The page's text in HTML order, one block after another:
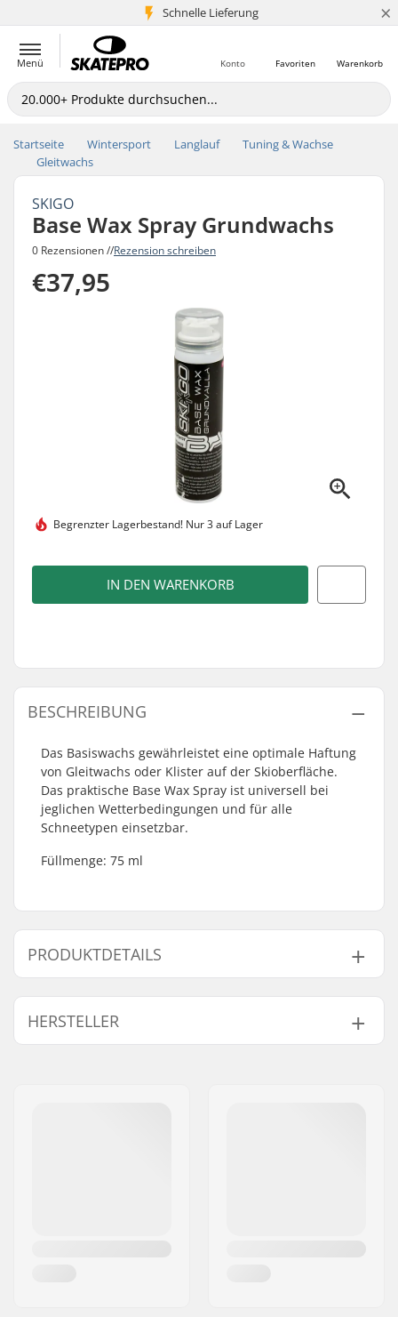
Schnelle Lieferung
5+ Mio. Kunden ×
Menü Warenkorb
Favoriten
Konto
Startseite Wintersport Langlauf
Tuning & Wachse
Gleitwachs
SKIGO
Base Wax Spray Grundwachs
0 Rezensionen //Rezension schreiben
€37,95
Begrenzter Lagerbestand! Nur 3 auf Lager
IN DEN WARENKORB
BESCHREIBUNG
Das Basiswachs gewährleistet eine optimale Haftung
von Gleitwachs oder Klister auf der Skioberfläche.
Das praktische Base Wax Spray ist universell bei
jeglichen Wetterbedingungen und für alle
Schneetypen einsetzbar.
Füllmenge: 75 ml
PRODUKTDETAILS
Aktivität:
Alpine Ski, Cross
Wachs Zustand:
Spray wax
HERSTELLER